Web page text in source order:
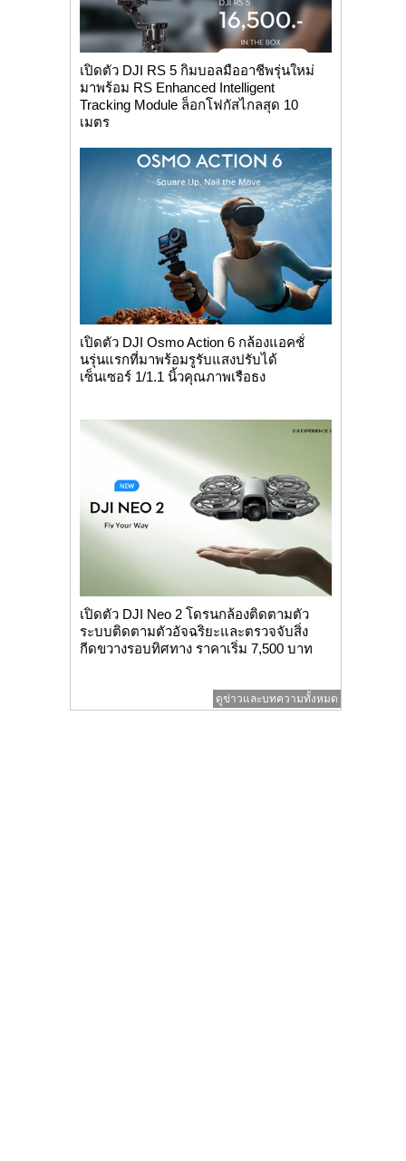
เปิดตัว DJI RS 5 กิมบอลมืออาชีพรุ่นใหม่
มาพร้อม RS Enhanced Intelligent
Tracking Module ล็อกโฟกัสไกลสุด 10
เมตร
เปิดตัว DJI Osmo Action 6 กล้องแอคชั่
นรุ่นแรกที่มาพร้อมรูรับแสงปรับได้
เซ็นเซอร์ 1/1.1 นิ้วคุณภาพเรือธง
เปิดตัว DJI Neo 2 โดรนกล้องติดตามตัว
ระบบติดตามตัวอัจฉริยะและตรวจจับสิ่ง
กีดขวางรอบทิศทาง ราคาเริ่ม 7,500 บาท
ดูข่าวและบทความทั้งหมด